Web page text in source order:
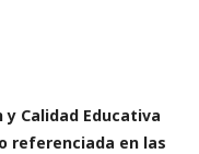
Calidad Educativa
referenciada en las